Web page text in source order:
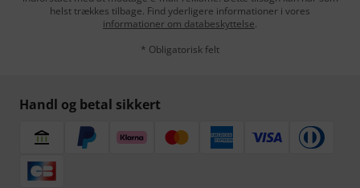
helst trækkes tilbage. Find yderligere informationer i vores
informationer om databeskyttelse.
* Obligatorisk felt
Handl og betal sikkert